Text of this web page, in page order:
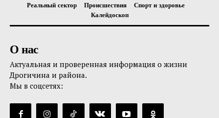
Реальный сектор
Происшествия
Спорт и здоровье
Калейдоскоп
О нас
Актуальная и проверенная информация о жизни
Дрогичина и района.
Мы в соцсетях: